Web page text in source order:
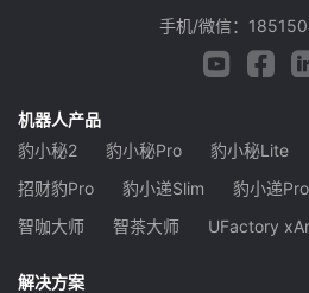
手机/微信：
机器人产品
豹小秘2
豹小秘Pro 豹小秘Lite
招财豹Pro
豹小递Slim 豹小递Pro
智咖大师
智茶大师 UFactory
解决方案